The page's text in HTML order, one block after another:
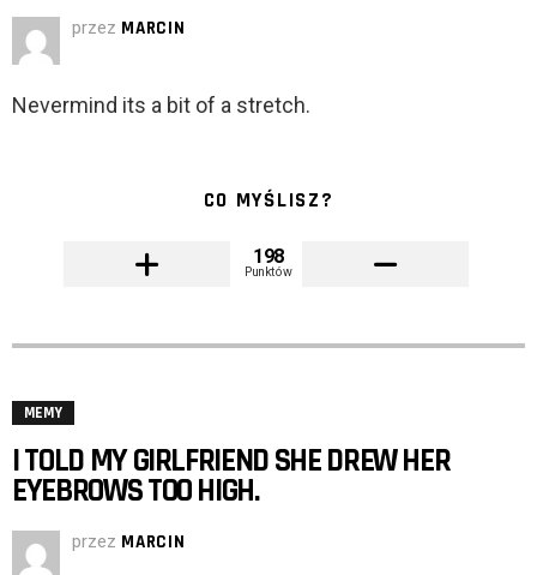
przez MARCIN
Nevermind its a bit of a stretch.
CO MYŚLISZ?
198
Punktów
MEMY
I TOLD MY GIRLFRIEND SHE DREW HER
EYEBROWS TOO HIGH.
przez MARCIN